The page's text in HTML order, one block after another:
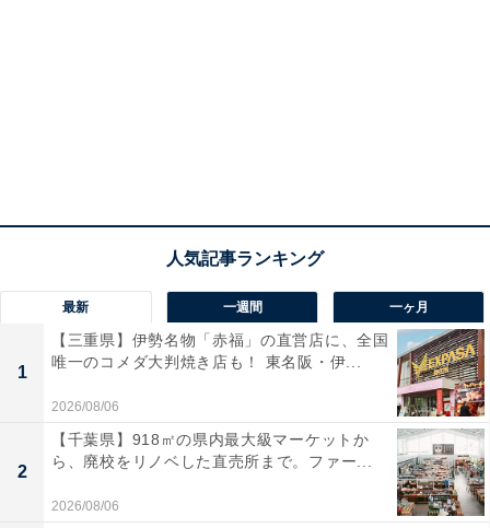
最新 一週間 一ヶ月
1
【三重県】伊勢名物「赤福」の直営店に、全国
唯一のコメダ大判焼き店も！ 東名阪・伊...
2026/08/06
2
【千葉県】918㎡の県内最大級マーケットか
ら、廃校をリノベした直売所まで。ファー...
2026/08/06